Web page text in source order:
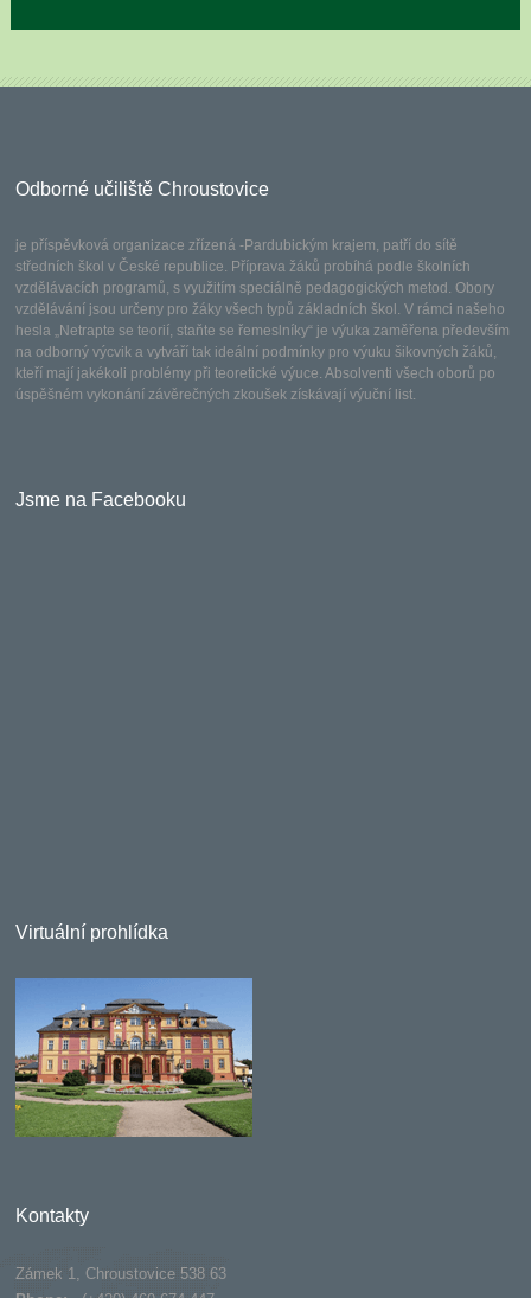
Odborné učiliště Chroustovice
je příspěvková organizace zřízená -Pardubickým krajem, patří do sítě
středních škol v České republice. Příprava žáků probíhá podle školních
vzdělávacích programů, s využitím speciálně pedagogických metod. Obory
vzdělávání jsou určeny pro žáky všech typů základních škol. V rámci našeho
hesla „Netrapte se teorií, staňte se řemeslníky“ je výuka zaměřena především
na odborný výcvik a vytváří tak ideální podmínky pro výuku šikovných žáků,
kteří mají jakékoli problémy při teoretické výuce. Absolventi všech oborů po
úspěšném vykonání závěrečných zkoušek získávají výuční list.
Jsme na Facebooku
Virtuální prohlídka
Kontakty
Zámek 1, Chroustovice 538 63